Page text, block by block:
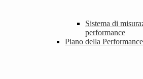
Sistema di
performance
Piano della Performance